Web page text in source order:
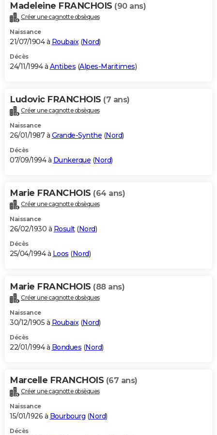
Madeleine FRANCHOIS (90 ans)
Créer une cagnotte obsèques
Naissance
21/07/1904 à Roubaix(Nord)
Décès
24/11/1994 à Antibes (Alpes-Maritimes)
Ludovic FRANCHOIS (7 ans)
Créer une cagnotte obsèques
Naissance
26/01/1987 à Grande-Synthe (Nord)
Décès
07/09/1994 à Dunkerque (Nord)
Marie FRANCHOIS (64 ans)
Créer une cagnotte obsèques
Naissance
26/02/1930 à Rosult(Nord)
Décès
25/04/1994 à Loos (Nord)
Marie FRANCHOIS (88 ans)
Créer une cagnotte obsèques
Naissance
30/12/1905 à Roubaix(Nord)
Décès
22/01/1994 à Bondues (Nord)
Marcelle FRANCHOIS (67 ans)
Créer une cagnotte obsèques
Naissance
15/01/1926 à Bourbourg (Nord)
Décès